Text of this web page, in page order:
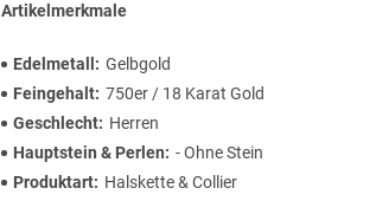
Artikelmerkmale
Edelmetall
Gelbgold
Feingehalt 750er / 18 Karat Gold
Geschlecht
Herren
Hauptstein & Perlen
- Ohne Stein
Produktart
Halskette & Collier